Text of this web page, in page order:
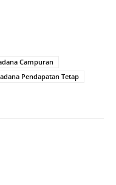
Campuran
Pendapatan Tetap